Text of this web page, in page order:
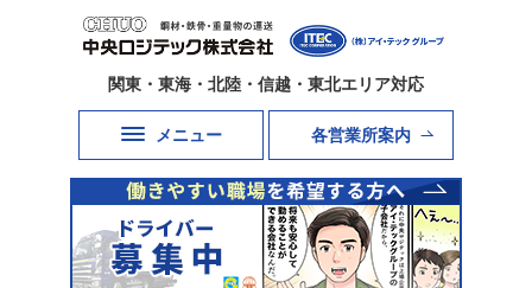
関東・東海・北陸・信越・東北エリア対応
メニュー 各営業所案内